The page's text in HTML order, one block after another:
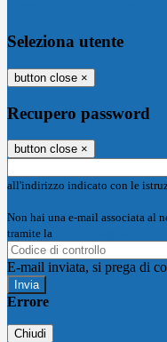
Seleziona utente
button close ×
Recupero password
button close ×
all'indirizzo indicato con le
Non hai una e-mail associata al
tramite la
E-mail inviata, si prega di
Errore
Chiudi